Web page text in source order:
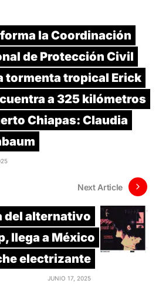
la Coordinación
de Protección Civil
tormenta tropical Erick
a 325 kilómetros
Chiapas: Claudia
Next Article
del alternativo
llega a México
electrizante
JUNIO 17, 2025